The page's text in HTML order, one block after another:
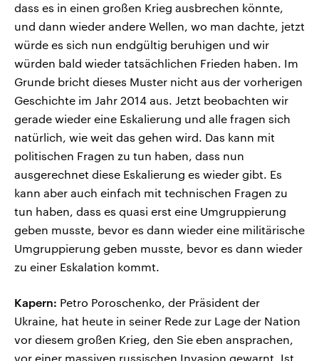
dass es in einen großen Krieg ausbrechen könnte,
und dann wieder andere Wellen, wo man dachte, jetzt
würde es sich nun endgültig beruhigen und wir
würden bald wieder tatsächlichen Frieden haben. Im
Grunde bricht dieses Muster nicht aus der vorherigen
Geschichte im Jahr 2014 aus. Jetzt beobachten wir
gerade wieder eine Eskalierung und alle fragen sich
natürlich, wie weit das gehen wird. Das kann mit
politischen Fragen zu tun haben, dass nun
ausgerechnet diese Eskalierung es wieder gibt. Es
kann aber auch einfach mit technischen Fragen zu
tun haben, dass es quasi erst eine Umgruppierung
geben musste, bevor es dann wieder eine militärische
Umgruppierung geben musste, bevor es dann wieder
zu einer Eskalation kommt.
Kapern: Petro Poroschenko, der Präsident der
Ukraine, hat heute in seiner Rede zur Lage der Nation
vor diesem großen Krieg, den Sie eben ansprachen,
vor einer massiven russischen Invasion gewarnt. Ist